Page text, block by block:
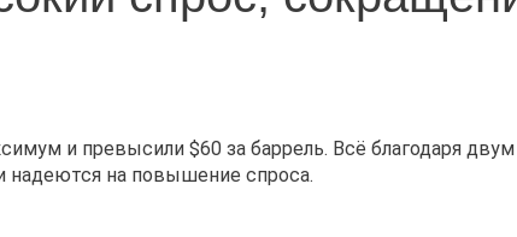
и превысили $60 за баррель. Всё благодаря
надеются на повышение спроса.